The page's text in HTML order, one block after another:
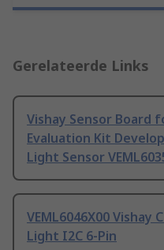
Gerelateerde Links
Vishay Sensor Board
Evaluation Kit
Light Sensor
VEML6046X00 Vishay
Light I2C 6-Pin